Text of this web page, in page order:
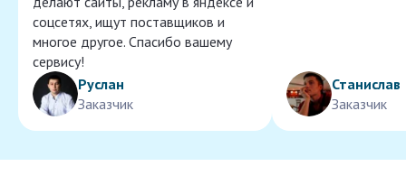
соцсетях, ищут поставщиков и
многое другое. Спасибо вашему
сервису!
Руслан
Заказчик
Станислав
Заказчик